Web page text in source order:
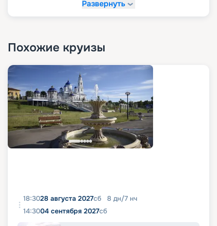
Развернуть
Похожие круизы
18:3028 августа 2027сб 8 дн/7 нч
14:3004 сентября 2027сб